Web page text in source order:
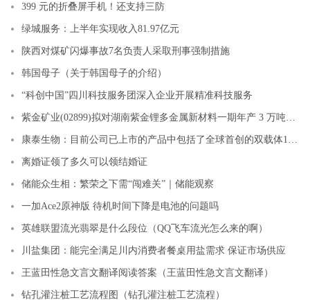
399 元的折叠屏手机！还支持三防
绿城服务：上半年实现收入81.97亿元
陕西对煤矿闪爆事故7名负责人采取刑事强制措施
韩国母子（关于韩国母子的介绍）
“科创中国”四川科技服务团深入企业开展精准科技服务
离婚证领了多久可以领结婚证
储能众生相：繁荣之下需“闯难关”｜储能观察
一加Ace2原神版 待机时间下降是电池的问题吗
英雄联盟流光翡翠是什么段位（QQ飞车流光怎么来的啊）
川盐集团：能完全满足川内消费者餐桌用盐需求 保证市场供应
王蓝田性急文言文翻译阅读答案（王蓝田性急文言文翻译）
钻孔灌注桩工艺流程图（钻孔灌注桩工艺流程）